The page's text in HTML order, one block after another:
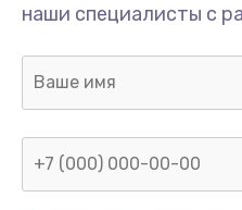
наши специалисты с